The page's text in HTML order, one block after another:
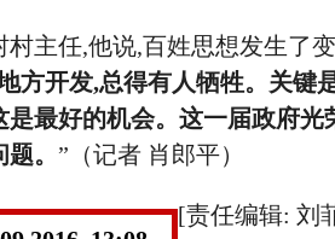
主任,他说,百姓思想发生了
方开发,总得有人牺牲。关键
是最好的机会。这一届政府
。 ”（记者 肖郎平）
[责任编辑: 刘